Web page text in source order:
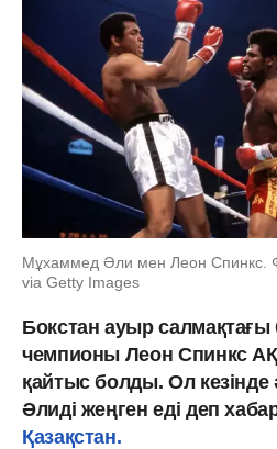
Мұхаммед Әли мен Леон Спинкс.
via Getty Images
Бокстан ауыр
чемпионы Леон Спинкс
қайтыс болды. Ол кезінде
Әлиді жеңген еді деп
Қазақстан.